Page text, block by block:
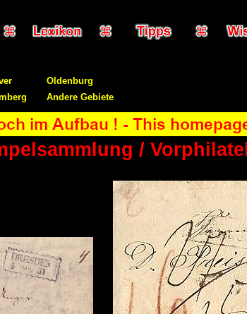
Oldenburg
Andere Gebiete
/